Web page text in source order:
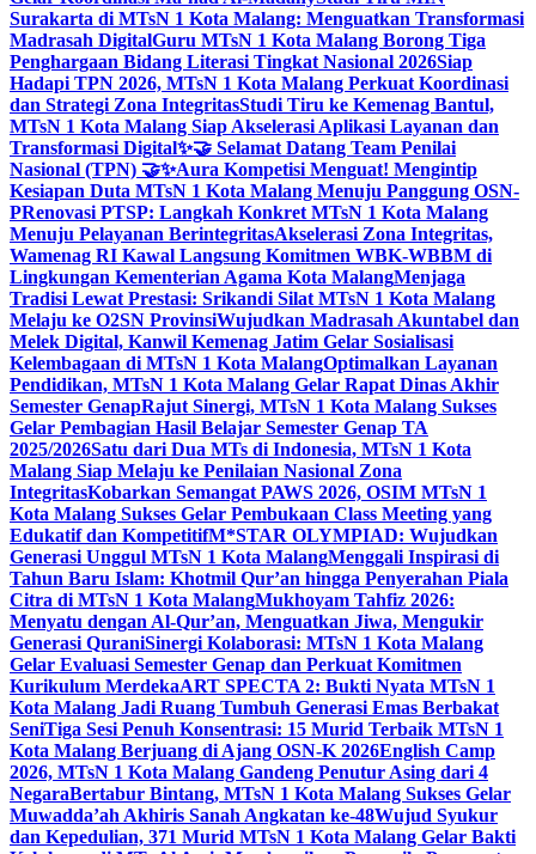
Surakarta di MTsN 1 Kota Malang: Menguatkan Transformasi
Madrasah DigitalGuru MTsN 1 Kota Malang Borong Tiga
Penghargaan Bidang Literasi Tingkat Nasional 2026Siap
Hadapi TPN 2026, MTsN 1 Kota Malang Perkuat Koordinasi
dan Strategi Zona IntegritasStudi Tiru ke Kemenag Bantul,
MTsN 1 Kota Malang Siap Akselerasi Aplikasi Layanan dan
Transformasi Digital✨🤝 Selamat Datang Team Penilai
Nasional (TPN) 🤝✨Aura Kompetisi Menguat! Mengintip
Kesiapan Duta MTsN 1 Kota Malang Menuju Panggung OSN-
PRenovasi PTSP: Langkah Konkret MTsN 1 Kota Malang
Menuju Pelayanan BerintegritasAkselerasi Zona Integritas,
Wamenag RI Kawal Langsung Komitmen WBK-WBBM di
Lingkungan Kementerian Agama Kota MalangMenjaga
Tradisi Lewat Prestasi: Srikandi Silat MTsN 1 Kota Malang
Melaju ke O2SN ProvinsiWujudkan Madrasah Akuntabel dan
Melek Digital, Kanwil Kemenag Jatim Gelar Sosialisasi
Kelembagaan di MTsN 1 Kota MalangOptimalkan Layanan
Pendidikan, MTsN 1 Kota Malang Gelar Rapat Dinas Akhir
Semester GenapRajut Sinergi, MTsN 1 Kota Malang Sukses
Gelar Pembagian Hasil Belajar Semester Genap TA
2025/2026Satu dari Dua MTs di Indonesia, MTsN 1 Kota
Malang Siap Melaju ke Penilaian Nasional Zona
IntegritasKobarkan Semangat PAWS 2026, OSIM MTsN 1
Kota Malang Sukses Gelar Pembukaan Class Meeting yang
Edukatif dan KompetitifM*STAR OLYMPIAD: Wujudkan
Generasi Unggul MTsN 1 Kota MalangMenggali Inspirasi di
Tahun Baru Islam: Khotmil Qur’an hingga Penyerahan Piala
Citra di MTsN 1 Kota MalangMukhoyam Tahfiz 2026:
Menyatu dengan Al-Qur’an, Menguatkan Jiwa, Mengukir
Generasi QuraniSinergi Kolaborasi: MTsN 1 Kota Malang
Gelar Evaluasi Semester Genap dan Perkuat Komitmen
Kurikulum MerdekaART SPECTA 2: Bukti Nyata MTsN 1
Kota Malang Jadi Ruang Tumbuh Generasi Emas Berbakat
SeniTiga Sesi Penuh Konsentrasi: 15 Murid Terbaik MTsN 1
Kota Malang Berjuang di Ajang OSN-K 2026English Camp
2026, MTsN 1 Kota Malang Gandeng Penutur Asing dari 4
NegaraBertabur Bintang, MTsN 1 Kota Malang Sukses Gelar
Muwadda’ah Akhiris Sanah Angkatan ke-48Wujud Syukur
dan Kepedulian, 371 Murid MTsN 1 Kota Malang Gelar Bakti